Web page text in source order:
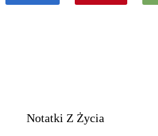
Notatki Z Życia